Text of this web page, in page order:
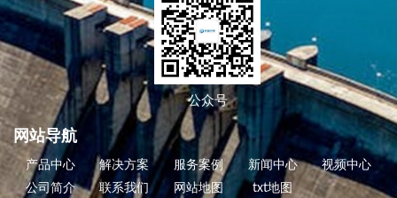
公众号
网站导航
产品中心 解决方案 服务案例 新闻中心
视频中心
公司简介
联系我们 网站地图 txt地图